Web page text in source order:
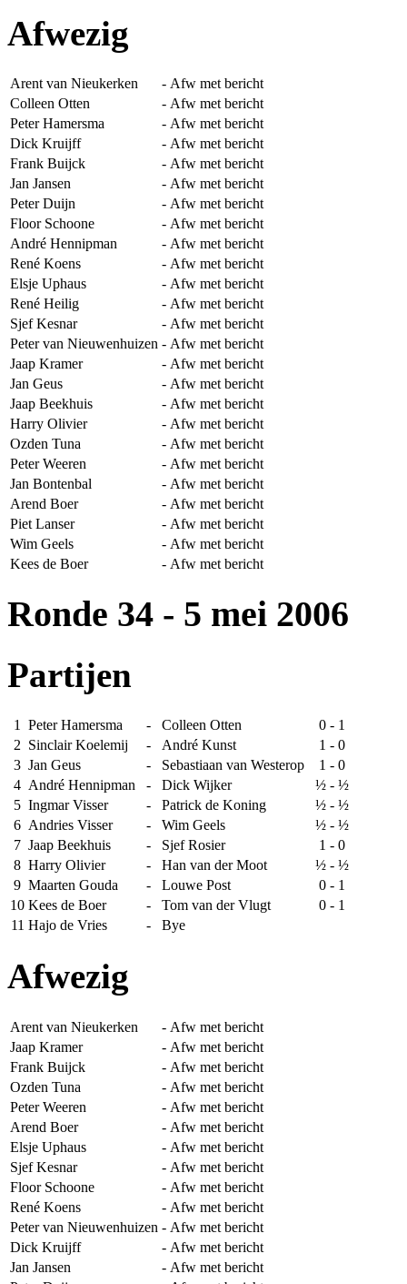
Afwezig
Arent van Nieukerken - Afw met bericht
Colleen Otten
- Afw met bericht
Peter Hamersma
- Afw met bericht
Dick Kruijff
- Afw met bericht
Frank Buijck
- Afw met bericht
Jan Jansen
- Afw met bericht
Peter Duijn
- Afw met bericht
Floor Schoone
- Afw met bericht
André Hennipman
- Afw met bericht
René Koens
- Afw met bericht
Elsje Uphaus
- Afw met bericht
René Heilig
- Afw met bericht
Sjef Kesnar
- Afw met bericht
Peter van Nieuwenhuizen - Afw met bericht
Jaap Kramer
- Afw met bericht
Jan Geus
- Afw met bericht
Jaap Beekhuis
- Afw met bericht
Harry Olivier
- Afw met bericht
Ozden Tuna
- Afw met bericht
Peter Weeren
- Afw met bericht
Jan Bontenbal
- Afw met bericht
Arend Boer
- Afw met bericht
Piet Lanser
- Afw met bericht
Wim Geels
- Afw met bericht
Kees de Boer
- Afw met bericht
Ronde 34 - 5 mei 2006
Partijen
1 Peter Hamersma - Colleen Otten
0 - 1
2 Sinclair Koelemij - André Kunst
1 - 0
3 Jan Geus - Sebastiaan van Westerop
1 - 0
4 André Hennipman - Dick Wijker
½ - ½
5 Ingmar Visser - Patrick de Koning
½ - ½
6 Andries Visser - Wim Geels
½ - ½
7 Jaap Beekhuis - Sjef Rosier
1 - 0
8 Harry Olivier - Han van der Moot
½ - ½
9 Maarten Gouda - Louwe Post
0 - 1
10 Kees de Boer - Tom van der Vlugt
0 - 1
11 Hajo de Vries - Bye
Afwezig
Arent van Nieukerken - Afw met bericht
Jaap Kramer
- Afw met bericht
Frank Buijck
- Afw met bericht
Ozden Tuna
- Afw met bericht
Peter Weeren
- Afw met bericht
Arend Boer
- Afw met bericht
Elsje Uphaus
- Afw met bericht
Sjef Kesnar
- Afw met bericht
Floor Schoone
- Afw met bericht
René Koens
- Afw met bericht
Peter van Nieuwenhuizen - Afw met bericht
Dick Kruijff
- Afw met bericht
Jan Jansen
- Afw met bericht